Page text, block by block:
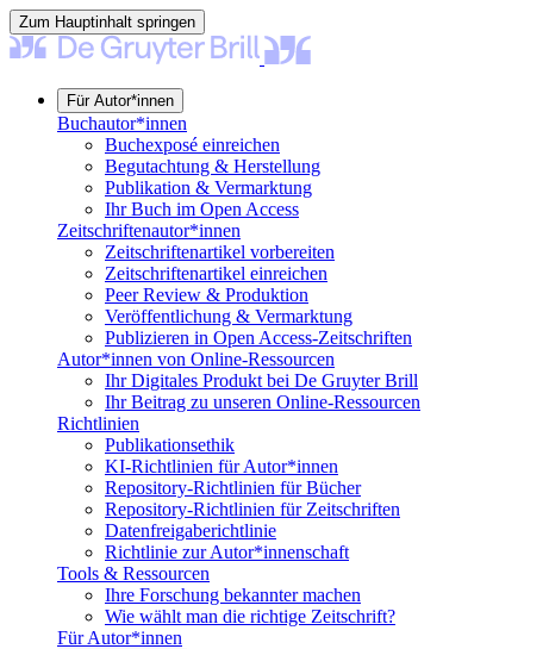
Zum Hauptinhalt springen
Für Autor*innen
Buchautor*innen
Buchexposé einreichen
Begutachtung & Herstellung
Publikation & Vermarktung
Ihr Buch im Open Access
Zeitschriftenautor*innen
Zeitschriftenartikel vorbereiten
Zeitschriftenartikel einreichen
Peer Review & Produktion
Veröffentlichung & Vermarktung
Publizieren in Open Access-Zeitschriften
Autor*innen von Online-Ressourcen
Ihr Digitales Produkt bei De Gruyter Brill
Ihr Beitrag zu unseren Online-Ressourcen
Richtlinien
Publikationsethik
KI-Richtlinien für Autor*innen
Repository-Richtlinien für Bücher
Repository-Richtlinien für Zeitschriften
Datenfreigaberichtlinie
Richtlinie zur Autor*innenschaft
Tools & Ressourcen
Ihre Forschung bekannter machen
Wie wählt man die richtige Zeitschrift?
Für Autor*innen